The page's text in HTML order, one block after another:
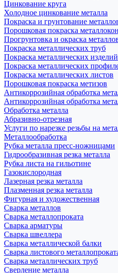
Цинкование круга
Холодное цинкование металла
Покраска и грунтование
Порошковая покраска
Прогрунтовка и окраска
Покраска металлических труб
Покраска металлических изделий
Покраска металлических
Покраска металлических листов
Порошковая покраска метизов
Антикоррозийная обработка
Антикоррозийная обработка
Обработка металла
Абразивно-отрезная
Услуги по нарезке резьбы на
Металлообработка
Рубка металла пресс-ножницами
Гидрообразивная резка металла
Рубка листа на гильотине
Газокислородная
Лазерная резка металла
Плазменная резка металла
Фигурная и художественная
Сварка металлов
Сварка металлопроката
Сварка арматуры
Сварка швеллера
Сварка металлической балки
Сварка листового
Сварка металлических труб
Сверление металла